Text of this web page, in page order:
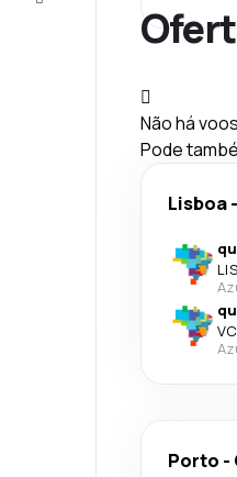
Não há
Pode
Lisboa-
LIS
Porto -